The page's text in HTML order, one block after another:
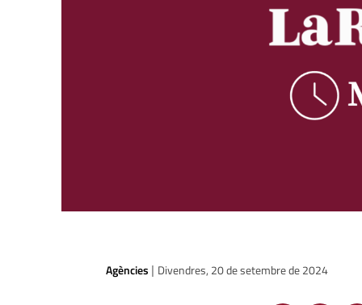
Agències | Divendres, 20 de setembre de 2024